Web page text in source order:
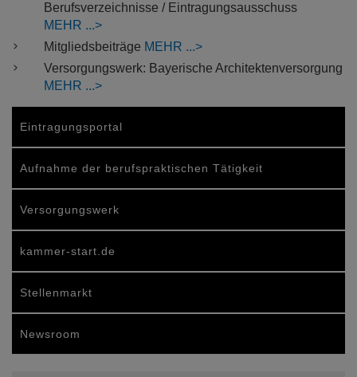
Berufsverzeichnisse / Eintragungsausschuss
MEHR
Mitgliedsbeiträge MEHR
Versorgungswerk: Bayerische Architektenversorgung
MEHR
Eintragungsportal
Aufnahme der berufspraktischen Tätigkeit
Versorgungswerk
kammer-start.de
Stellenmarkt
Newsroom